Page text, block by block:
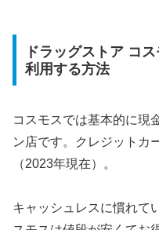
ドラッグストア コ
利用する方法
コスモスでは基本的に現
ン店です。クレジットカ
（2023年現在）。
キャッシュレスに慣れて